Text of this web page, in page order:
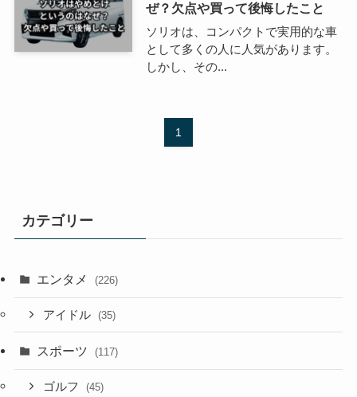
ぜ？欠点や買って後悔したこと
ソリオは、コンパクトで実用的な車
として多くの人に人気があります。
しかし、その...
1
カテゴリー
エンタメ (226)
アイドル (35)
スポーツ (117)
ゴルフ (45)